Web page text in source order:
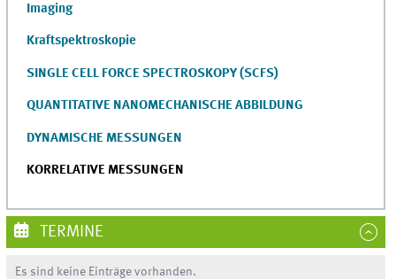
Imaging
Kraftspektroskopie
SINGLE CELL FORCE SPECTROSKOPY (SCFS)
QUANTITATIVE NANOMECHANISCHE ABBILDUNG
DYNAMISCHE MESSUNGEN
KORRELATIVE MESSUNGEN
TERMINE
Es sind keine Einträge vorhanden.